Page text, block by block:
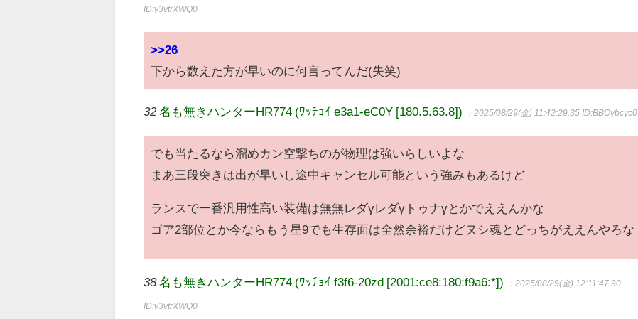
ID:y3vtrXWQ0
>>26
下から数えた方が早いのに何言ってんだ(失笑)
32 名も無きハンターHR774 (ﾜｯﾁｮｲ e3a1-eC0Y [180.5.63.8]) ：2025/08/29(金) 11:42:29.35ID:BBOybcyc0
でも当たるなら溜めカン空撃ちのが物理は強いらしいよな
まあ三段突きは出が早いし途中キャンセル可能という強みもあるけど
ランスで一番汎用性高い装備は無無レダγレダγトゥナγとかでええんかな
ゴア2部位とか今ならもう星9でも生存面は全然余裕だけどヌシ魂とどっちがええんやろな
38 名も無きハンターHR774 (ﾜｯﾁｮｲ f3f6-20zd [2001:ce8:180:f9a6:*]) ：2025/08/29(金) 12:11:47.90
ID:y3vtrXWQ0